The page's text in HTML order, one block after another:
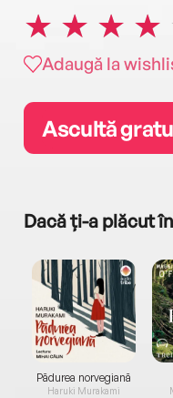
Adaugă la
Ascultă
Dacă ți-a plăcut
Pădurea norvegiană
Haruki Murakami